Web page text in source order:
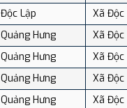
Độc Lập
Xã Độc
Quảng Hưng
Xã Độc
Quảng Hưng
Xã Độc
Quảng Hưng
Xã Độc
Quảng Hưng
Xã Độc